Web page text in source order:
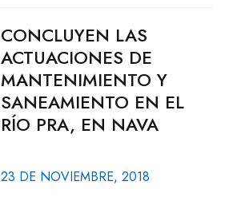
CONCLUYEN LAS
ACTUACIONES DE
MANTENIMIENTO Y
SANEAMIENTO EN EL
RÍO PRA, EN NAVA
23 DE NOVIEMBRE, 2018